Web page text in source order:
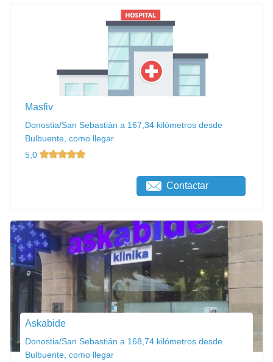
Masfiv
Donostia/San Sebastián a 167,34 kilómetros desde
Bulbuente, como llegar
5,0
Contactar
Askabide
Donostia/San Sebastián a 168,74 kilómetros desde
Bulbuente, como llegar